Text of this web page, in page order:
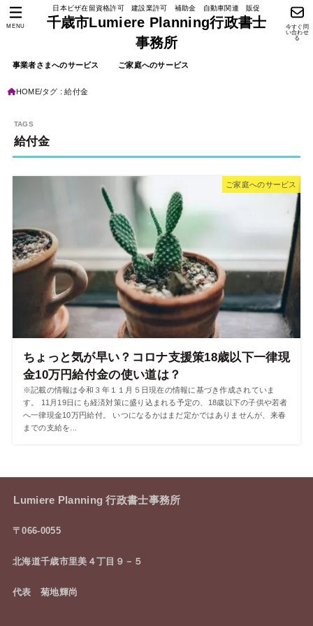
日本ビザ在留資格許可 建設業許可 補助金 自動車関連 販促
千歳市Lumiere Planning行政書士
事務所
事業者さまへのサービス ご家庭へのサービス
今すぐ問
い合わせ
る
MENU
HOME タグ : 給付金
給付金
ご家庭へのサービス
ちょっと気が早い？コロナ支援策18歳以下一律現
金10万円給付金の使い道は？
※記載の情報は令和３年１１月５日現在の情報に基づき作成されていま
す。 11月19日にも経済対策に盛り込まれる予定の、18歳以下の子供や若者
へ一律現金10万円給付。 いつになるかはまだ定かではありませんが、来春
までの支給を...
Lumiere Planning 行政書士事務所
〒066-0055
北海道千歳市里美４丁目９－５
代表 菊地輝尚